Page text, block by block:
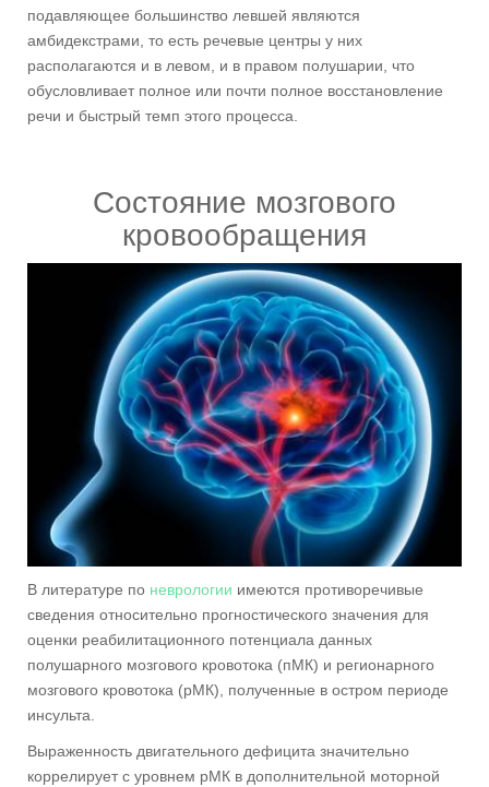
подавляющее большинство левшей являются
амбидекстрами, то есть речевые центры у них
располагаются и в левом, и в правом полушарии, что
обусловливает полное или почти полное восстановление
речи и быстрый темп этого процесса.
Состояние мозгового
кровообращения
В литературе по неврологии имеются противоречивые
сведения относительно прогностического значения для
оценки реабилитационного потенциала данных
полушарного мозгового кровотока (пМК) и регионарного
мозгового кровотока (рМК), полученные в остром периоде
инсульта.
Выраженность двигательного дефицита значительно
коррелирует с уровнем рМК в дополнительной моторной